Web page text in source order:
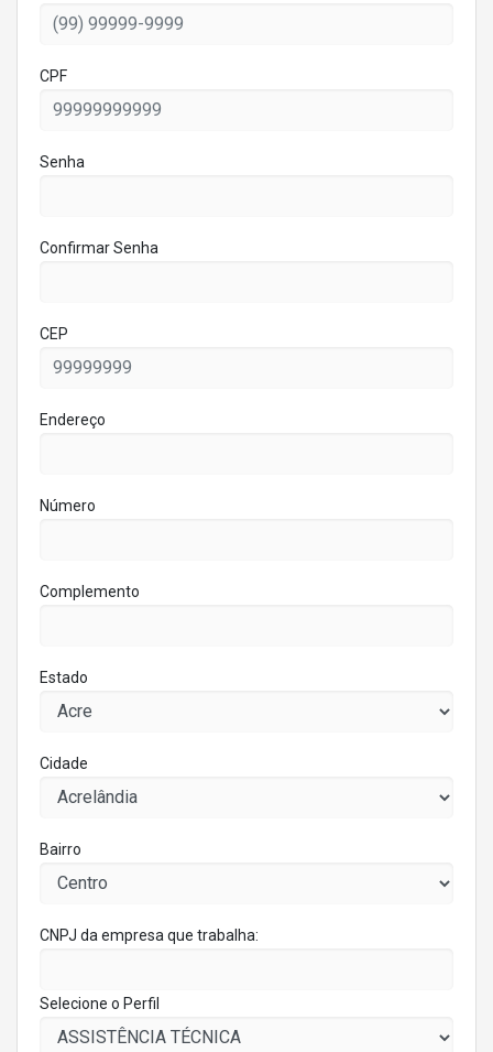
CPF
Senha
Confirmar Senha
CEP
Endereço
Número
Complemento
Estado
Cidade
Bairro
CNPJ da empresa que trabalha:
Selecione o Perfil